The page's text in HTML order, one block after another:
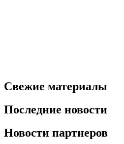
Свежие материалы
Последние новости
Новости партнеров